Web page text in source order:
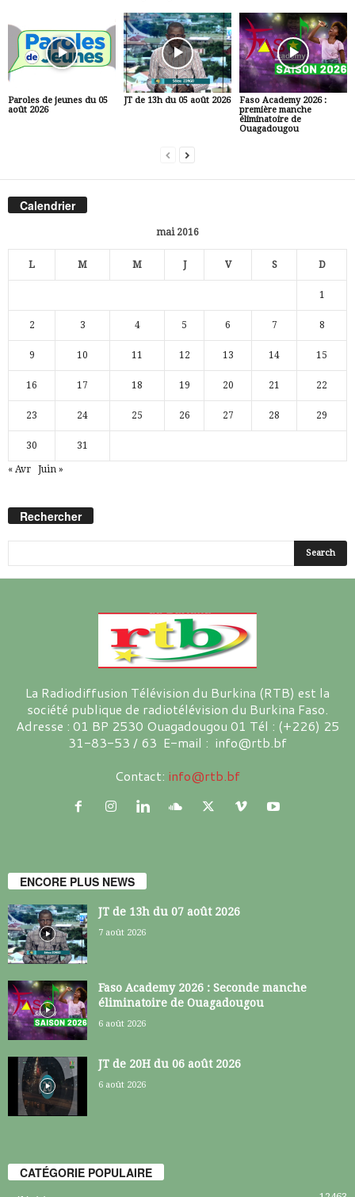
Paroles de jeunes du 05
août 2026
JT de 13h du 05 août 2026
Faso Academy 2026 :
première manche
éliminatoire de
Ouagadougou
Calendrier
mai 2016
L M M J V S D
1
2 3 4 5 6 7 8
9 10 11 12 13 14 15
16 17 18 19 20 21 22
23 24 25 26 27 28 29
30 31
« Avr Juin »
Rechercher
La Radiodiffusion Télévision du Burkina (RTB) est la
société publique de radiotélévision du Burkina Faso.
Adresse : 01 BP 2530 Ouagadougou 01 Tél : (+226) 25
31-83-53 / 63 E-mail : info@rtb.bf
Contact: info@rtb.bf
ENCORE PLUS NEWS
JT de 13h du 07 août 2026
7 août 2026
Faso Academy 2026 : Seconde manche
éliminatoire de Ouagadougou
6 août 2026
JT de 20H du 06 août 2026
6 août 2026
CATÉGORIE POPULAIRE